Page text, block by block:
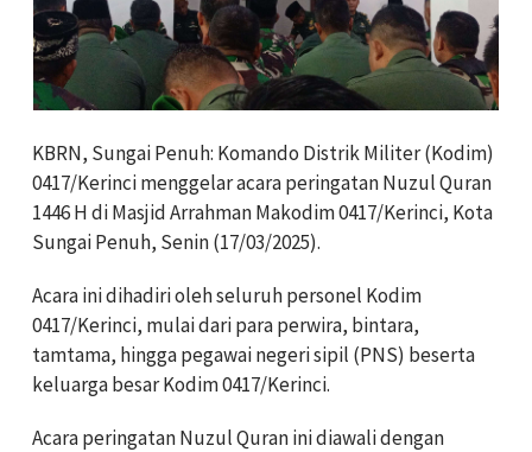
KBRN, Sungai Penuh: Komando Distrik Militer (Kodim)
0417/Kerinci menggelar acara peringatan Nuzul Quran
1446 H di Masjid Arrahman Makodim 0417/Kerinci, Kota
Sungai Penuh, Senin (17/03/2025).
Acara ini dihadiri oleh seluruh personel Kodim
0417/Kerinci, mulai dari para perwira, bintara,
tamtama, hingga pegawai negeri sipil (PNS) beserta
keluarga besar Kodim 0417/Kerinci.
Acara peringatan Nuzul Quran ini diawali dengan